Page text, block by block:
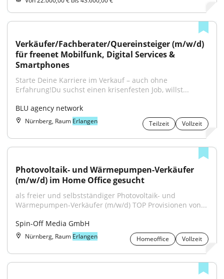
Verkäufer/Fachberater/Quereinsteiger (m/w/d)
für freenet Mobilfunk, Digital Services &
Smartphones
Starte Deine Karriere im Verkauf – auch ohne
Erfahrung!Du suchst einen krisenfesten Job, willst...
BLU agency network
Nürnberg, Raum Erlangen Teilzeit Vollzeit
Photovoltaik- und Wärmepumpen-Verkäufer
(m/w/d) im Home Office gesucht
als freier und selbstständiger Photovoltaik- und
Wärmepumpen-Verkäufer (m/w/d) TOP Provisionen von...
Spin-Off Media GmbH
Nürnberg, Raum Erlangen Homeoffice Vollzeit